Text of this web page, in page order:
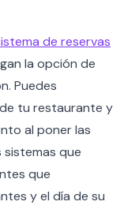
de reservas
la opción de
Puedes
tu restaurante y
al poner las
sistemas que
que
y el día de su